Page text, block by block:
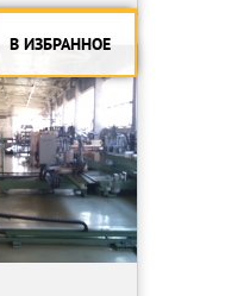
В ИЗБРАННОЕ